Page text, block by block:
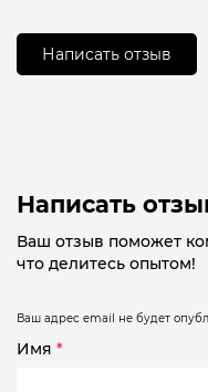
Написать отзыв
Написать
Ваш отзыв поможет
что делитесь опытом!
Ваш адрес email не будет
Имя *